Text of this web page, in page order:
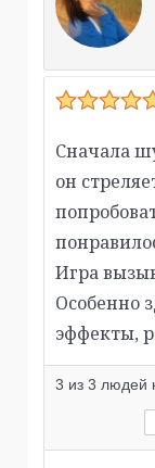
Сначала
он
Игра
Особенно
эффекты,
3 из 3 людей